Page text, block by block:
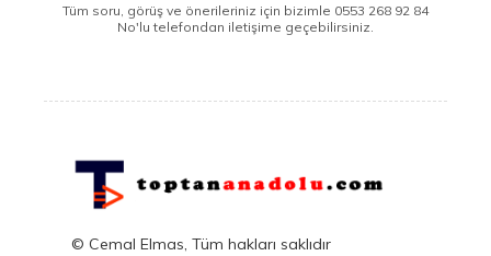
Tüm soru, görüş ve önerileriniz için bizimle 0553 268 92 84
No'lu telefondan iletişime geçebilirsiniz.
© Cemal Elmas, Tüm hakları saklıdır